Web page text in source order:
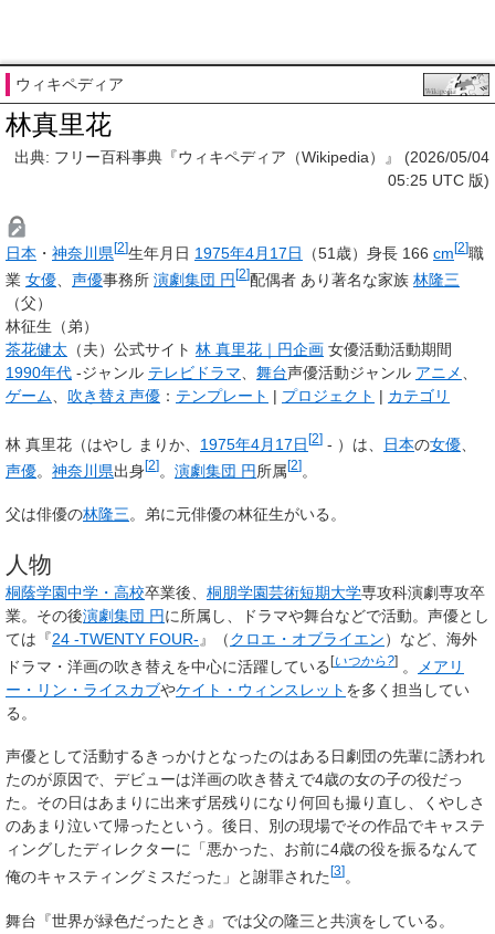
ウィキペディア
林真里花
出典: フリー百科事典『ウィキペディア（Wikipedia）』 (2026/05/04
05:25 UTC 版)
日本 ・ 神奈川県[2]生年月日 1975年4月17日 （51歳）身長 166 cm[2]職
業 女優 声優事務所 演劇集団 円 [2]配偶者 あり著名な家族 林隆三
（父）
林征生（弟）
茶花健太 （夫）公式サイト 林 真里花｜円企画 女優活動活動期間
1990年代 -ジャンル テレビドラマ 舞台声優活動ジャンル アニメ
ゲーム
吹き替え 声優 ： テンプレート | プロジェクト | カテゴリ
林 真里花 （はやし まりか、 1975年4月17日[2] - ）は、 日本の女優
声優。 神奈川県出身[2] 。 演劇集団 円所属[2] 。
父は俳優の林隆三。弟に元俳優の林征生がいる。
人物
桐蔭学園中学・高校卒業後、 桐朋学園芸術短期大学専攻科演劇専攻卒
業。その後演劇集団 円に所属し、ドラマや舞台などで活動。声優とし
ては『24 -TWENTY FOUR- 』（クロエ・オブライエン）など、海外
ドラマ・洋画の吹き替えを中心に活躍している[いつから?] 。
メアリ
ー・リン・ライスカブやケイト・ウィンスレット を多く担当してい
る。
声優として活動するきっかけとなったのはある日劇団の先輩に誘われ
たのが原因で、デビューは洋画の吹き替えで4歳の女の子の役だっ
た。その日はあまりに出来ず居残りになり何回も撮り直し、くやしさ
のあまり泣いて帰ったという。後日、別の現場でその作品でキャステ
ィングしたディレクターに「悪かった、お前に4歳の役を振るなんて
俺のキャスティングミスだった」と謝罪された [3] 。
舞台『世界が緑色だったとき』では父の隆三と共演をしている。